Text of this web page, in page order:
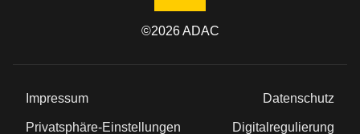
©2026ADAC
Impressum Datenschutz
Privatsphäre-Einstellungen Digitalregulierung